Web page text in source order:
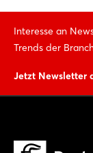
Interesse an
Trends der
Jetzt Newsletter